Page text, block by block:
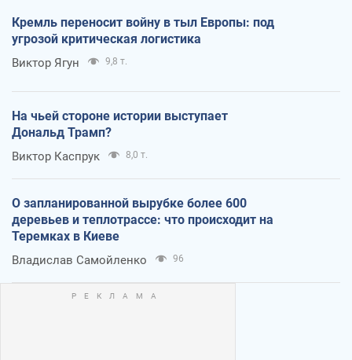
Кремль переносит войну в тыл Европы: под
угрозой критическая логистика
Виктор Ягун 9,8 т.
На чьей стороне истории выступает
Дональд Трамп?
Виктор Каспрук 8,0 т.
О запланированной вырубке более 600
деревьев и теплотрассе: что происходит на
Теремках в Киеве
Владислав Самойленко 96